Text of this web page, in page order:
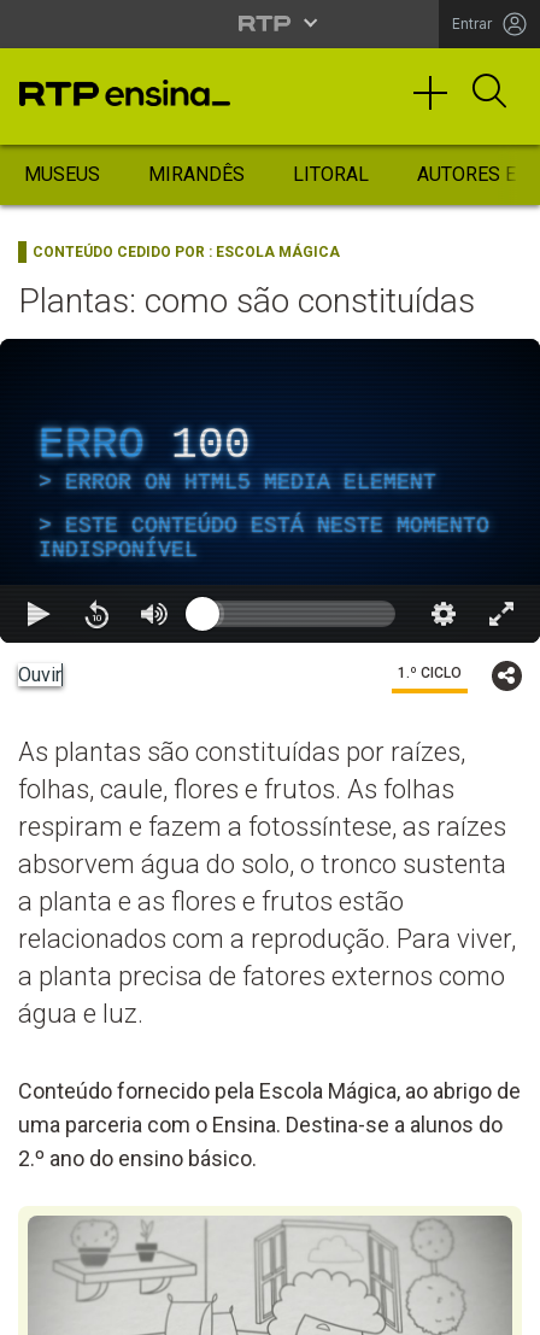
Entrar
MUSEUS MIRANDÊS LITORAL AUTORES
CONTEÚDO CEDIDO POR : ESCOLA MÁGICA
Plantas: como são constituídas
ERRO 100
ERROR ON HTML5 MEDIA ELEMENT
ESTE CONTEÚDO ESTÁ NESTE MOMENTO
INDISPONÍVEL
Ouvir 1.º CICLO
As plantas são constituídas por raízes,
folhas, caule, flores e frutos. As folhas
respiram e fazem a fotossíntese, as raízes
absorvem água do solo, o tronco sustenta
a planta e as flores e frutos estão
relacionados com a reprodução. Para viver,
a planta precisa de fatores externos como
água e luz.
Conteúdo fornecido pela Escola Mágica, ao abrigo de
uma parceria com o Ensina. Destina-se a alunos do
2.º ano do ensino básico.